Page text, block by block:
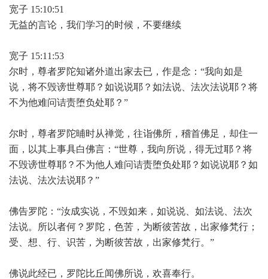
宽子 15:10:51
无益的言论，我们学习的时候，不要继续
宽子 15:11:53
尔时，尊者罗陀知诸外道出家去已，作是念：“我向如是
说，将不毁谤世尊耶？如说说耶？如法说、法次法说耶？将
不为他难问诘责堕负处耶？”
尔时，尊者罗陀晡时从禅觉，往诣佛所，稽首佛足，却住一
面，以其上事具白佛言：“世尊，我向所说，得无过耶？将
不毁谤世尊耶？不为他人难问诘责堕负处耶？如说说耶？如
法说、法次法说耶？”
佛告罗陀：“汝成实说，不毁如来，如说说、如法说、法次
法说。所以者何？罗陀，色苦，为断彼苦故，出家修梵行；
受、想、行、识苦，为断彼苦故，出家修梵行。”
佛说此经已，罗陀比丘闻佛所说，欢喜奉行。